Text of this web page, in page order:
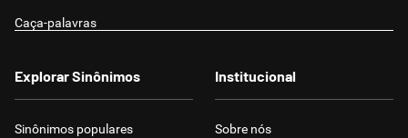
Caça-palavras
Explorar Sinônimos
Sinônimos populares
Institucional
Sobre nós